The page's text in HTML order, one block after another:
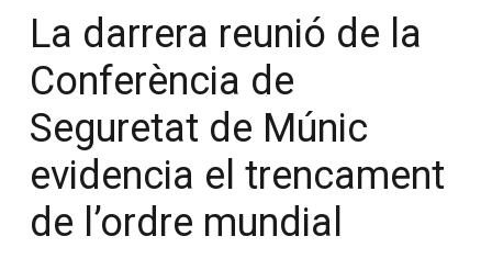
La darrera reunió de la
Conferència de
Seguretat de Múnic
evidencia el trencament
de l’ordre mundial